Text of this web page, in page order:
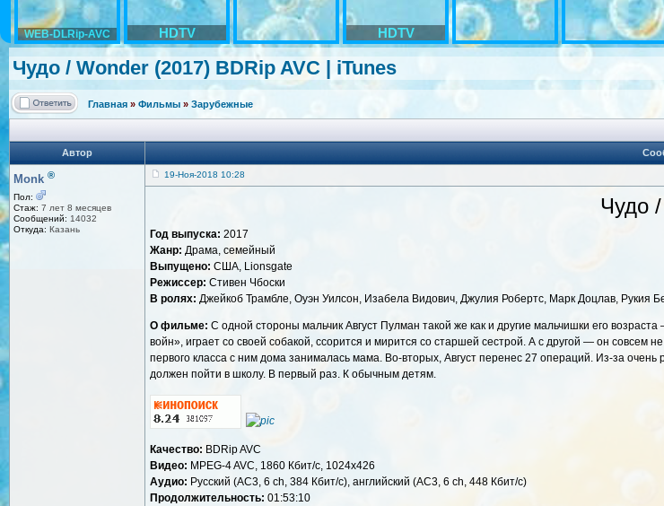
WEB-DLRip-AVC HDTV HDTV
Чудо / Wonder (2017) BDRip AVC | iTunes
Главная » Фильмы » Зарубежные
Автор
Monk ®
Пол:
Стаж: 7 лет 8 месяцев
Сообщений: 14032
Откуда: Казань
19-Ноя-2018 10:28
Чудо
Год выпуска: 2017
Жанр: Драма, семейный
Выпущено: США, Lionsgate
Режиссер: Стивен Чбоски
В ролях: Джейкоб Трамбле, Оуэн Уилсон, Изабела Видович, Джулия Робертс, Марк Доцлав,
О фильме: С одной стороны мальчик Август Пулман такой же как и другие мальчишки его
войн», играет со своей собакой, ссорится и мирится со старшей сестрой. А с другой — он совсем
первого класса с ним дома занималась мама. Во-вторых, Август перенес 27 операций. Из-за
должен пойти в школу. В первый раз. К обычным детям.
Качество: BDRip AVC
Видео: MPEG-4 AVC, 1860 Кбит/с, 1024x426
Аудио: Русский (AC3, 6 ch, 384 Кбит/с), английский (AC3, 6 ch, 448 Кбит/с)
Продолжительность: 01:53:10